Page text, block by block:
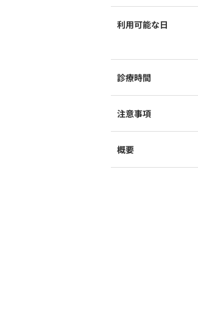
利用可能な日
診療時間
注意事項
概要